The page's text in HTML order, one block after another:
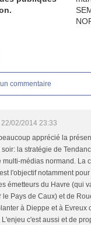
commentaire
22/02/2014 23:33
apprécié la
soir: la stratégie de
multi-médias normand. La
l'objectif notamment
émetteurs du Havre (qui
le Pays de Caux) et de
à Dieppe et à Evreux
L'enjeu c'est aussi et de